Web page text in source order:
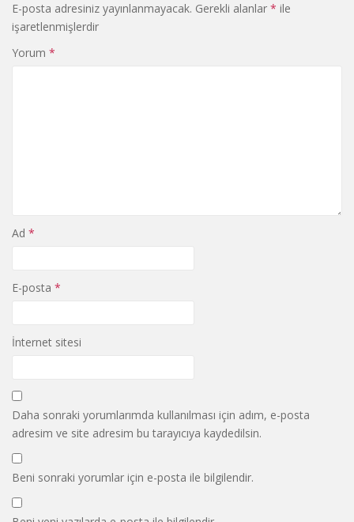
E-posta adresiniz yayınlanmayacak. Gerekli alanlar * ile
işaretlenmişlerdir
Yorum *
Ad *
E-posta *
İnternet sitesi
Daha sonraki yorumlarımda kullanılması için adım, e-posta
adresim ve site adresim bu tarayıcıya kaydedilsin.
Beni sonraki yorumlar için e-posta ile bilgilendir.